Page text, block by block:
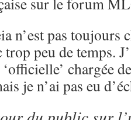
n’est pas toujours
peu de temps.
chargée
je n’ai pas eu